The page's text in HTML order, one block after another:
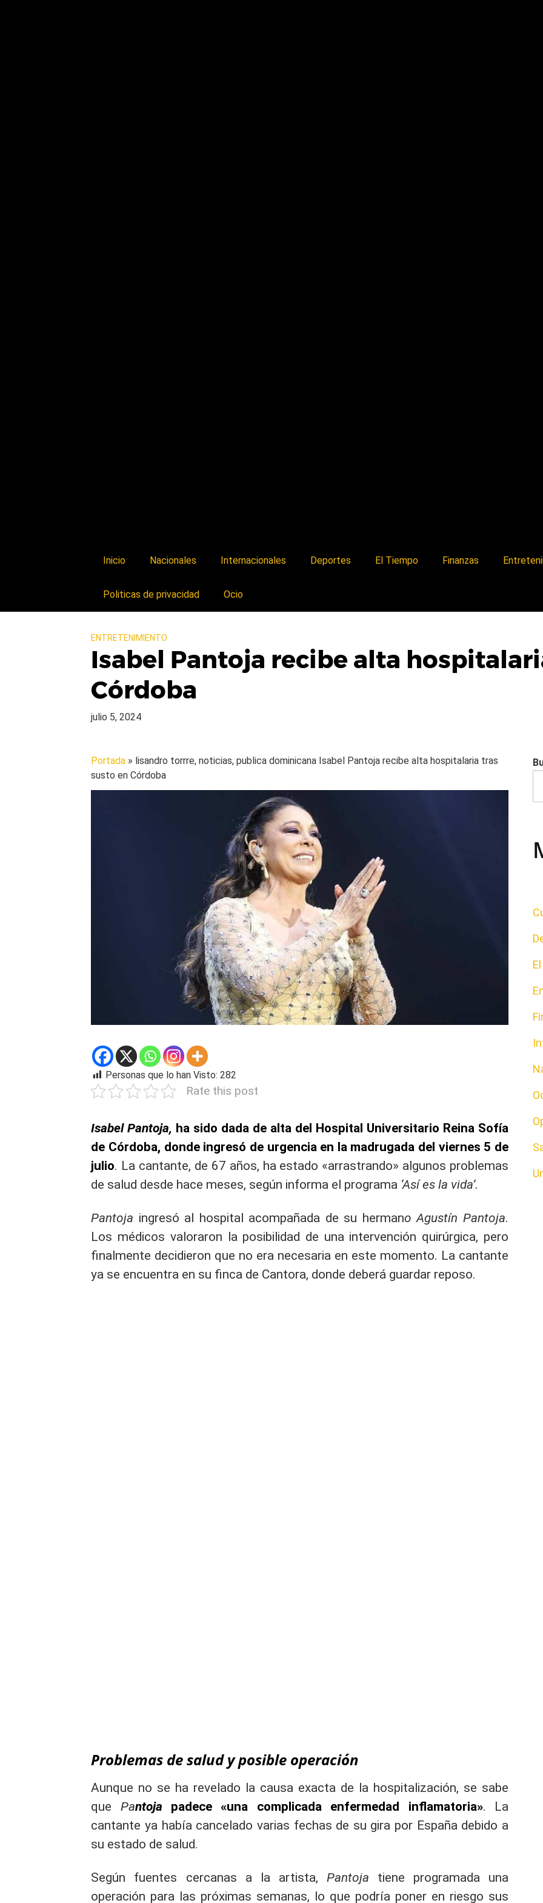
Inicio Nacionales Internacionales Deportes El Tiempo Finanzas
Politicas de privacidad Ocio
ENTRETENIMIENTO
Isabel Pantoja recibe alta
Córdoba
julio 5, 2024
Portada » lisandro torrre, noticias, publica dominicana Isabel Pantoja recibe alta hospitalaria tras
susto en Córdoba
Personas que lo han Visto: 282
Rate this post
Isabel Pantoja, ha sido dada de alta del Hospital Universitario Reina Sofía
de Córdoba, donde ingresó de urgencia en la madrugada del viernes 5 de
julio. La cantante, de 67 años, ha estado «arrastrando» algunos problemas
de salud desde hace meses, según informa el programa ‘Así es la vida’.
Pantoja ingresó al hospital acompañada de su hermano Agustín Pantoja.
Los médicos valoraron la posibilidad de una intervención quirúrgica, pero
finalmente decidieron que no era necesaria en este momento. La cantante
ya se encuentra en su finca de Cantora, donde deberá guardar reposo.
Problemas de salud y posible operación
Aunque no se ha revelado la causa exacta de la hospitalización, se sabe
que Pantoja padece «una complicada enfermedad inflamatoria». La
cantante ya había cancelado varias fechas de su gira por España debido a
su estado de salud.
Según fuentes cercanas a la artista, Pantoja tiene programada una
operación para las próximas semanas, lo que podría poner en riesgo sus